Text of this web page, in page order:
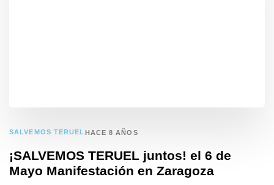
SALVEMOS TERUEL HACE 8 AÑOS
¡SALVEMOS TERUEL juntos! el 6 de
Mayo Manifestación en Zaragoza